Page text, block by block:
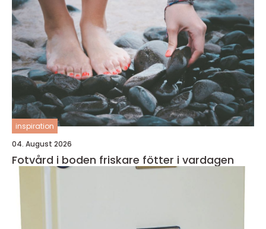
inspiration
04. August 2026
Fotvård i boden friskare fötter i vardagen